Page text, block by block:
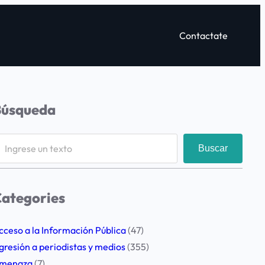
Contactate
Buscar
a la Información Pública(47)
a periodistas y medios(355)